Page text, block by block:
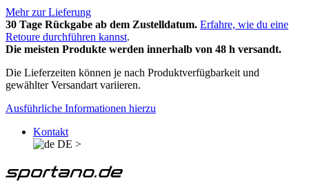
Mehr zur Lieferung
30 Tage Rückgabe ab dem Zustelldatum. Erfahre, wie du eine
Retoure durchführen kannst.
Die meisten Produkte werden innerhalb von 48 h versandt.
Die Lieferzeiten können je nach Produktverfügbarkeit und
gewählter Versandart variieren.
Ausführliche Informationen hierzu
Kontakt
DE >